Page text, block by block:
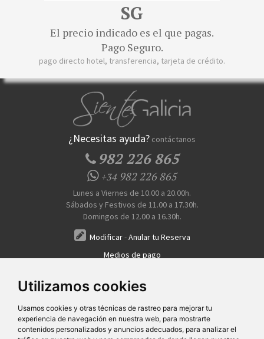
Utilizamos cookies
Usamos cookies y otras técnicas de rastreo para mejorar tu
experiencia de navegación en nuestra web, para mostrarte
contenidos personalizados y anuncios adecuados, para analizar el
SG
El precio indicado es el que pagas.
Pago Seguro.
pago directo hotel, transferencia, tarjeta de crédito.
¿Necesitas ayuda? contáctanos
982 226 865
+34982 226 865
Lunes a Viernes de 10.00 a 20.00h.
Sábados y Festivos de 11.00 a 17.30h.
Domingos de 12.00 a 16.30h.
Modificar-Anular tu Reserva
Medios de pago